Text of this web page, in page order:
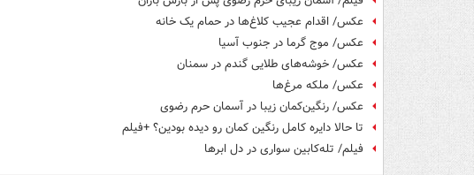
عکس/ اقدام عجیب کلاغ‌ها در حمام یک خانه
عکس/ موج گرما در جنوب آسیا
عکس/ خوشه‌های طلایی گندم در سمنان
عکس/ ملکه مرغ‌ها
عکس/ رنگین‌کمان زیبا در آسمان حرم رضوی
تا حالا دایره کامل رنگین کمان رو دیده بودین؟ +فیلم
فیلم/ تله‌کابین سواری در دل ابرها